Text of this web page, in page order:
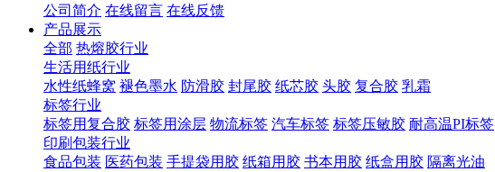
公司简介 在线留言 在线反馈
产品展示
全部 热熔胶行业
生活用纸行业
水性纸蜂窝 褪色墨水 防滑胶 封尾胶 纸芯胶 头胶 复合胶 乳霜
标签行业
标签用复合胶 标签用涂层 物流标签 汽车标签 标签压敏胶 耐高温PI标签
印刷包装行业
食品包装 医药包装 手提袋用胶 纸箱用胶 书本用胶 纸盒用胶 隔离光油